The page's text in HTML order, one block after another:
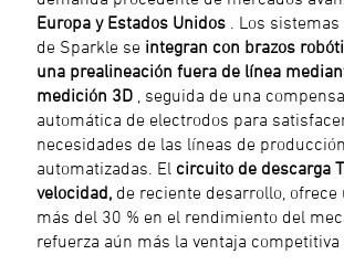
Europa y Estados Unidos . Los
de Sparkle se integran con brazos
una prealineación fuera de línea
medición 3D , seguida de una
automática de electrodos para
necesidades de las líneas de producción
automatizadas. El circuito de descarga
velocidad, de reciente desarrollo, ofrece
más del 30 % en el rendimiento del
refuerza aún más la ventaja competitiva